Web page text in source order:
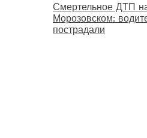
Смертельное ДТП
Морозовском:
пострадали